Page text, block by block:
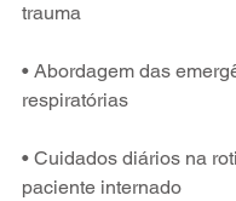
trauma
• Abordagem das
respiratórias
• Cuidados diários na
paciente internado